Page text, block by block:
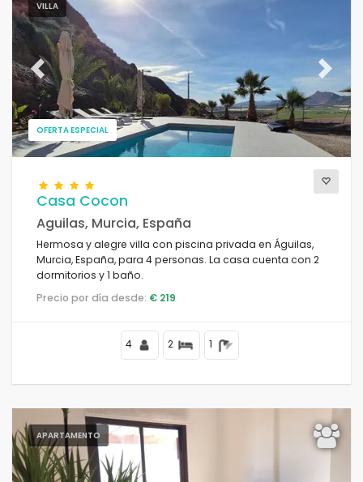
Dormitorios
Cuartos de baño
Servicios populares
Condiciones
Distancias
Confort
VILLA
OFERTA ESPECIAL
Previous Next
Casa Cocon
Aguilas, Murcia, España
Hermosa y alegre villa con piscina privada en Águilas,
Murcia, España, para 4 personas. La casa cuenta con 2
dormitorios y 1 baño.
Precio por día desde: € 219
4 2 1
APARTAMENTO